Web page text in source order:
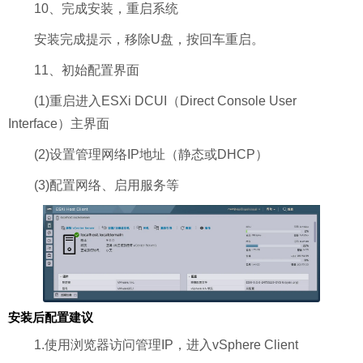
10、完成安装，重启系统
安装完成提示，移除U盘，按回车重启。
11、初始配置界面
(1)重启进入ESXi DCUI（Direct Console User
Interface）主界面
(2)设置管理网络IP地址（静态或DHCP）
(3)配置网络、启用服务等
安装后配置建议
1.使用浏览器访问管理IP，进入vSphere Client